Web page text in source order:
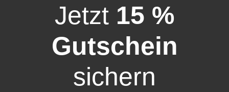
Jetzt 15 %
Gutschein
sichern